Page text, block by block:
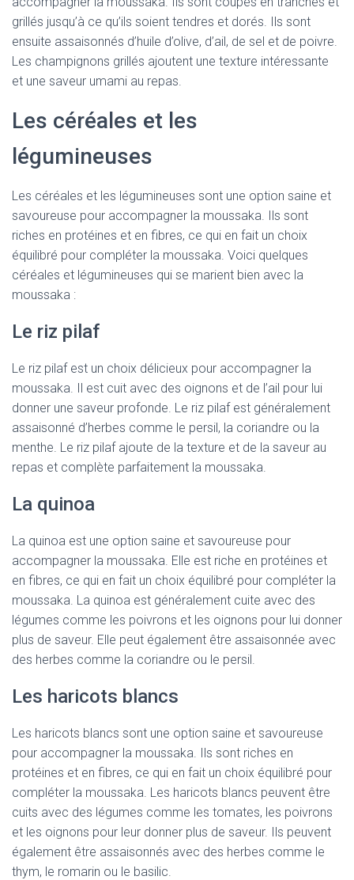
grillés jusqu’à ce qu’ils soient tendres et dorés. Ils sont
ensuite assaisonnés d’huile d’olive, d’ail, de sel et de poivre.
Les champignons grillés ajoutent une texture intéressante
et une saveur umami au repas.
Les céréales et les
légumineuses
Les céréales et les légumineuses sont une option saine et
savoureuse pour accompagner la moussaka. Ils sont
riches en protéines et en fibres, ce qui en fait un choix
équilibré pour compléter la moussaka. Voici quelques
céréales et légumineuses qui se marient bien avec la
moussaka :
Le riz pilaf
Le riz pilaf est un choix délicieux pour accompagner la
moussaka. Il est cuit avec des oignons et de l’ail pour lui
donner une saveur profonde. Le riz pilaf est généralement
assaisonné d’herbes comme le persil, la coriandre ou la
menthe. Le riz pilaf ajoute de la texture et de la saveur au
repas et complète parfaitement la moussaka.
La quinoa
La quinoa est une option saine et savoureuse pour
accompagner la moussaka. Elle est riche en protéines et
en fibres, ce qui en fait un choix équilibré pour compléter la
moussaka. La quinoa est généralement cuite avec des
légumes comme les poivrons et les oignons pour lui donner
plus de saveur. Elle peut également être assaisonnée avec
des herbes comme la coriandre ou le persil.
Les haricots blancs
Les haricots blancs sont une option saine et savoureuse
pour accompagner la moussaka. Ils sont riches en
protéines et en fibres, ce qui en fait un choix équilibré pour
compléter la moussaka. Les haricots blancs peuvent être
cuits avec des légumes comme les tomates, les poivrons
et les oignons pour leur donner plus de saveur. Ils peuvent
également être assaisonnés avec des herbes comme le
thym, le romarin ou le basilic.